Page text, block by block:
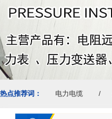
热点推荐词： 电力电缆